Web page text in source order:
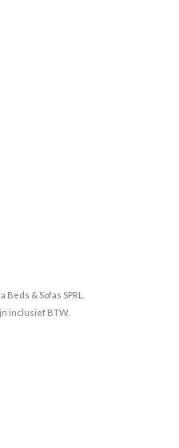
& Sofas SPRL.
inclusief BTW.